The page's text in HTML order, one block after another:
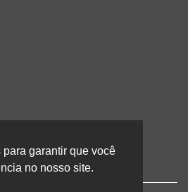
garantir que você
no nosso site.